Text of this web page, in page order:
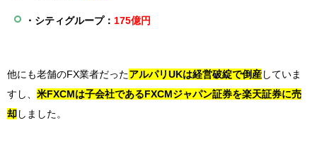
・シティグループ： 175億円
他にも老舗のFX業者だったアルパリUKは経営破綻で倒産していま
すし、 米FXCMは子会社であるFXCMジャパン証券を楽天証券に売
却 しました。